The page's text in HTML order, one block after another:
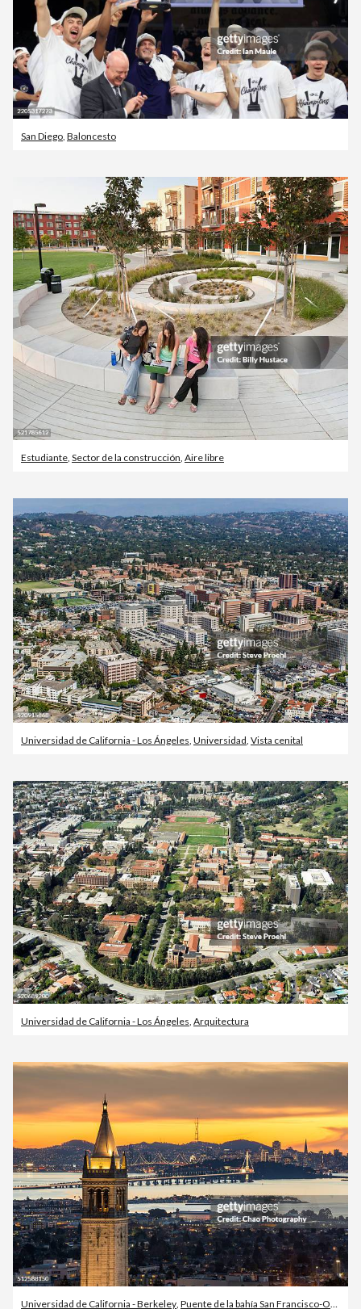
San Diego, Baloncesto
Estudiante, Sector de la construcción, Aire libre
Universidad de California - Los Ángeles Universidad Vista cenital
Universidad de California - Los Ángeles, Arquitectura
Universidad de California - Berkeley, Puente de la bahía San Francisco-Oakland